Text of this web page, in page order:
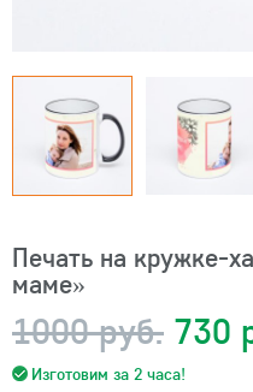
Печать на кружке-
маме»
1000 руб. 730
Изготовим за 2 часа!